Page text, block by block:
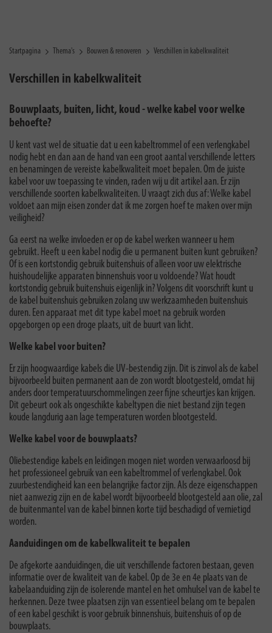
Startpagina Thema's Bouwen & renoveren Verschillen in kabelkwaliteit
Verschillen in kabelkwaliteit
Bouwplaats, buiten, licht, koud - welke kabel voor welke
behoefte?
U kent vast wel de situatie dat u een kabeltrommel of een verlengkabel
nodig hebt en dan aan de hand van een groot aantal verschillende letters
en benamingen de vereiste kabelkwaliteit moet bepalen. Om de juiste
kabel voor uw toepassing te vinden, raden wij u dit artikel aan. Er zijn
verschillende soorten kabelkwaliteiten. U vraagt zich dus af: Welke kabel
voldoet aan mijn eisen zonder dat ik me zorgen hoef te maken over mijn
veiligheid?
Ga eerst na welke invloeden er op de kabel werken wanneer u hem
gebruikt. Heeft u een kabel nodig die u permanent buiten kunt gebruiken?
Of is een kortstondig gebruik buitenshuis of alleen voor uw elektrische
huishoudelijke apparaten binnenshuis voor u voldoende? Wat houdt
kortstondig gebruik buitenshuis eigenlijk in? Volgens dit voorschrift kunt u
de kabel buitenshuis gebruiken zolang uw werkzaamheden buitenshuis
duren. Een apparaat met dit type kabel moet na gebruik worden
opgeborgen op een droge plaats, uit de buurt van licht.
Welke kabel voor buiten?
Er zijn hoogwaardige kabels die UV-bestendig zijn. Dit is zinvol als de kabel
bijvoorbeeld buiten permanent aan de zon wordt blootgesteld, omdat hij
anders door temperatuurschommelingen zeer fijne scheurtjes kan krijgen.
Dit gebeurt ook als ongeschikte kabeltypen die niet bestand zijn tegen
koude langdurig aan lage temperaturen worden blootgesteld.
Welke kabel voor de bouwplaats?
Oliebestendige kabels en leidingen mogen niet worden verwaarloosd bij
het professioneel gebruik van een kabeltrommel of verlengkabel. Ook
zuurbestendigheid kan een belangrijke factor zijn. Als deze eigenschappen
niet aanwezig zijn en de kabel wordt bijvoorbeeld blootgesteld aan olie, zal
de buitenmantel van de kabel binnen korte tijd beschadigd of vernietigd
worden.
Aanduidingen om de kabelkwaliteit te bepalen
De afgekorte aanduidingen, die uit verschillende factoren bestaan, geven
informatie over de kwaliteit van de kabel. Op de 3e en 4e plaats van de
kabelaanduiding zijn de isolerende mantel en het omhulsel van de kabel te
herkennen. Deze twee plaatsen zijn van essentieel belang om te bepalen
of een kabel geschikt is voor gebruik binnenshuis, buitenshuis of op de
bouwplaats.